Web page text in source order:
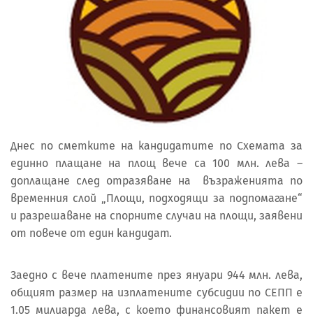
Днес по сметките на кандидатите по Схемата за
единно плащане на площ вече са 100 млн. лева –
доплащане след отразяване на възраженията по
временния слой „Площи, подходящи за подпомагане“
и разрешаване на спорните случаи на площи, заявени
от повече от един кандидат.
Заедно с вече платените през януари 944 млн. лева,
общият размер на изплатените субсидии по СЕПП е
1.05 милиарда лева, с което финансовият пакет е